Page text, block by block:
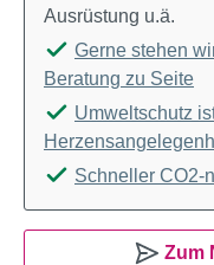
Ausrüstung u.ä.
Gerne stehen
Beratung zu Seite
Umweltschutz
Schneller CO2-
Zum